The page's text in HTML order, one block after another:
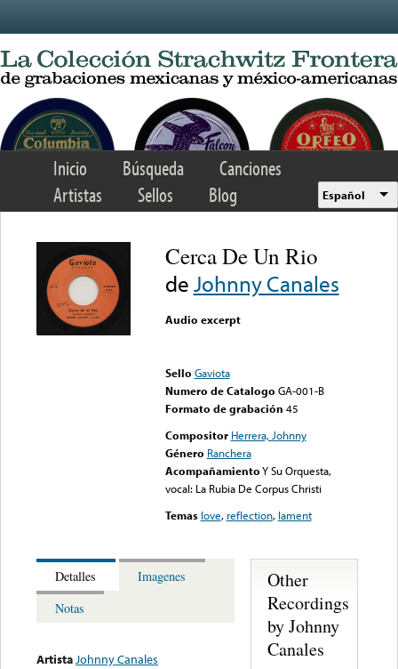
Inicio Búsqueda
Canciones
Artistas
Sellos Blog Español
Cerca De Un Rio
deJohnny Canales
Audio excerpt
Sello Gaviota
Numero de Catalogo GA-001-B
Formato de grabación 45
Compositor Herrera, Johnny
Género Ranchera
AcompañamientoY Su Orquesta,
vocal: La Rubia De Corpus Christi
Temas love, reflection, lament
Detalles
Imagenes
Notas
ArtistaJohnny Canales
Other
Recordings
by Johnny
Canales